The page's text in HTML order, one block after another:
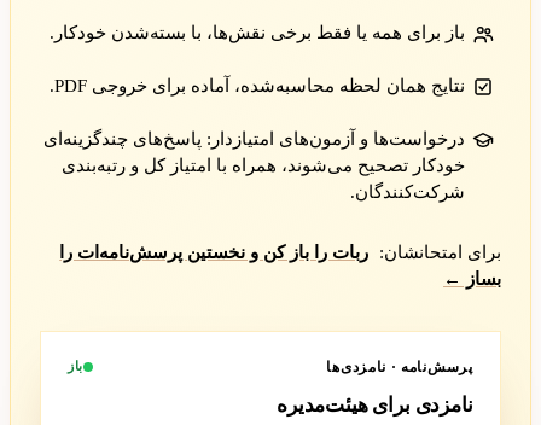
باز برای همه یا فقط برخی نقش‌ها، با بسته‌شدن خودکار.
نتایج همان لحظه محاسبه‌شده، آماده برای خروجی PDF.
درخواست‌ها و آزمون‌های امتیازدار: پاسخ‌های چندگزینه‌ای
خودکار تصحیح می‌شوند، همراه با امتیاز کل و رتبه‌بندی
شرکت‌کنندگان.
برای امتحانشان:
ربات را باز کن و نخستین پرسش‌نامه‌ات را
بساز ←
پرسش‌نامه · نامزدی‌ها باز
نامزدی برای هیئت‌مدیره